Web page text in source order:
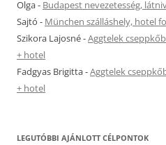
Olga- Budapest nevezetesség,
Sajtó - München szálláshely, hotel
Szikora Lajosné-Aggtelek
+ hotel
Fadgyas Brigitta-Aggtelek
+ hotel
LEGUTÓBBI AJÁNLOTT CÉLPONTOK